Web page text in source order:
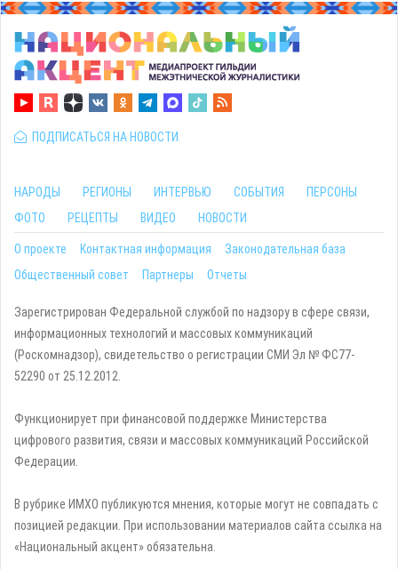
ПОДПИСАТЬСЯ НА НОВОСТИ
НАРОДЫ РЕГИОНЫ ИНТЕРВЬЮ СОБЫТИЯ
ПЕРСОНЫ
ФОТО
РЕЦЕПТЫ ВИДЕО НОВОСТИ
О проекте Контактная информация
Законодательная база
Общественный совет
Партнеры Отчеты
Зарегистрирован Федеральной службой по надзору в сфере связи,
информационных технологий и массовых коммуникаций
(Роскомнадзор), свидетельство о регистрации СМИ Эл № ФС77-
52290 от 25.12.2012.
Функционирует при финансовой поддержке Министерства
цифрового развития, связи и массовых коммуникаций Российской
Федерации.
В рубрике ИМХО публикуются мнения, которые могут не совпадать с
позицией редакции. При использовании материалов сайта ссылка на
«Национальный акцент» обязательна.